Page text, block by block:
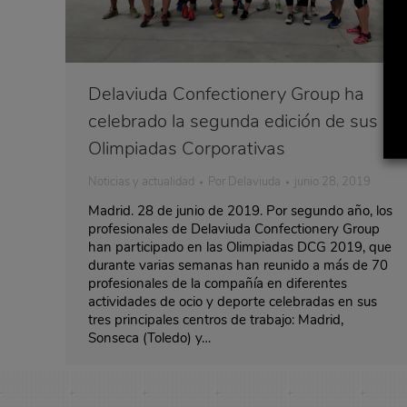
Delaviuda Confectionery Group ha
celebrado la segunda edición de sus
Olimpiadas Corporativas
Noticias y actualidad Por Delaviuda junio 28, 2019
Madrid. 28 de junio de 2019. Por segundo año, los
profesionales de Delaviuda Confectionery Group
han participado en las Olimpiadas DCG 2019, que
durante varias semanas han reunido a más de 70
profesionales de la compañía en diferentes
actividades de ocio y deporte celebradas en sus
tres principales centros de trabajo: Madrid,
Sonseca (Toledo) y…